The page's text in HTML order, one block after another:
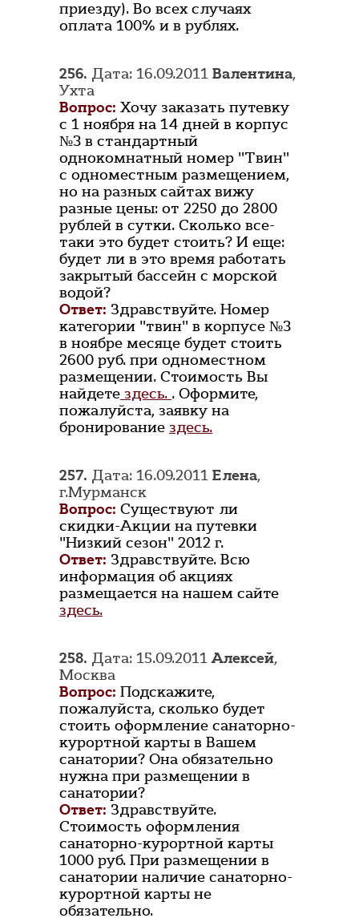
приезду). Во всех случаях
оплата 100% и в рублях.
256. Дата: 16.09.2011 Валентина,
Ухта
Вопрос: Хочу заказать путевку
с 1 ноября на 14 дней в корпус
№3 в стандартный
однокомнатный номер "Твин"
с одноместным размещением,
но на разных сайтах вижу
разные цены: от 2250 до 2800
рублей в сутки. Сколько все-
таки это будет стоить? И еще:
будет ли в это время работать
закрытый бассейн с морской
водой?
Ответ: Здравствуйте. Номер
категории "твин" в корпусе №3
в ноябре месяце будет стоить
2600 руб. при одноместном
размещении. Стоимость Вы
найдете здесь. . Оформите,
пожалуйста, заявку на
бронирование здесь.
257. Дата: 16.09.2011 Елена,
г.Мурманск
Вопрос: Существуют ли
скидки-Акции на путевки
"Низкий сезон" 2012 г.
Ответ: Здравствуйте. Всю
информация об акциях
размещается на нашем сайте
здесь.
258. Дата: 15.09.2011Алексей,
Москва
Вопрос: Подскажите,
пожалуйста, сколько будет
стоить оформление санаторно-
курортной карты в Вашем
санатории? Она обязательно
нужна при размещении в
санатории?
Ответ: Здравствуйте.
Стоимость оформления
санаторно-курортной карты
1000 руб. При размещении в
санатории наличие санаторно-
курортной карты не
обязательно.